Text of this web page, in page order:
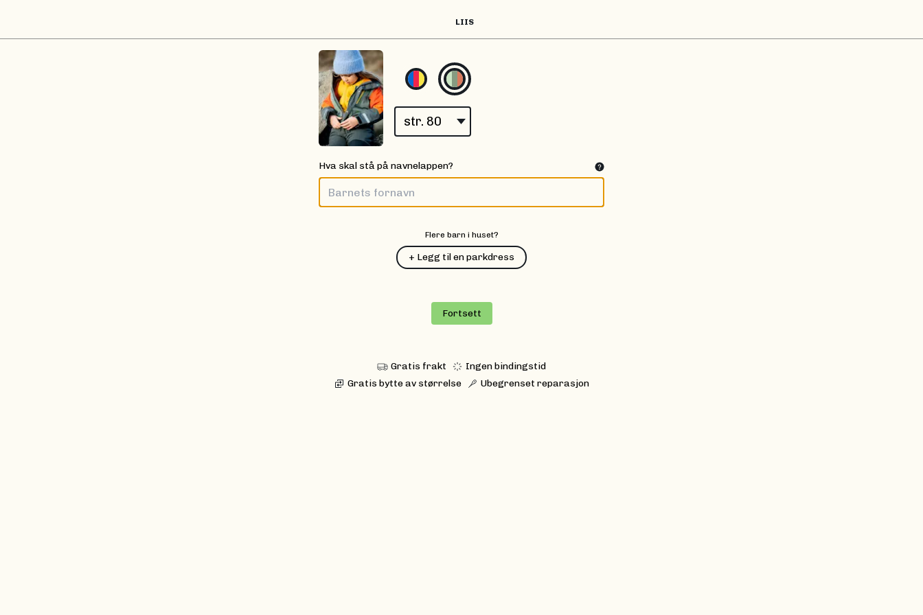
LIIS
Hva skal stå på navnelappen?
Flere barn i huset?
+ Legg til en parkdress
Fortsett
Gratis frakt
Ingen bindingstid
Gratis bytte av størrelse
Ubegrenset reparasjon